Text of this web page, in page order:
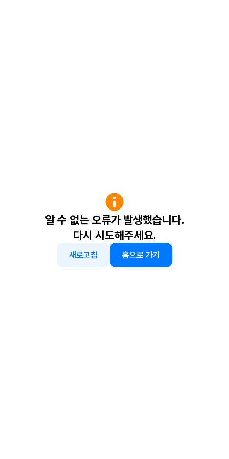
알 수 없는 오류가 발생했습니다.
다시 시도해주세요.
새로고침 홈으로 가기